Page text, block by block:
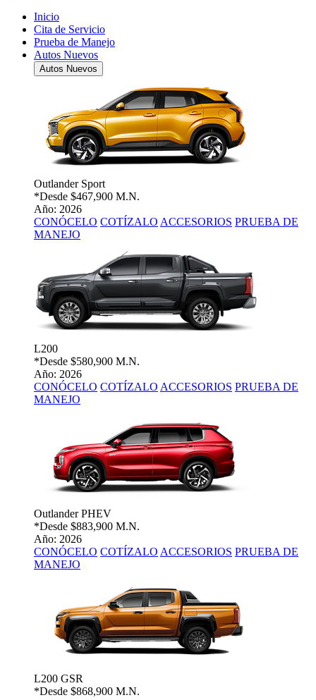
Inicio
Cita de Servicio
Prueba de Manejo
Autos Nuevos
Autos Nuevos
Outlander Sport
*Desde $467,900 M.N.
Año: 2026
CONÓCELO COTÍZALO ACCESORIOS PRUEBA DE
MANEJO
L200
*Desde $580,900 M.N.
Año: 2026
CONÓCELO COTÍZALO ACCESORIOS PRUEBA DE
MANEJO
Outlander PHEV
*Desde $883,900 M.N.
Año: 2026
CONÓCELO COTÍZALO ACCESORIOS PRUEBA DE
MANEJO
L200 GSR
*Desde $868,900 M.N.